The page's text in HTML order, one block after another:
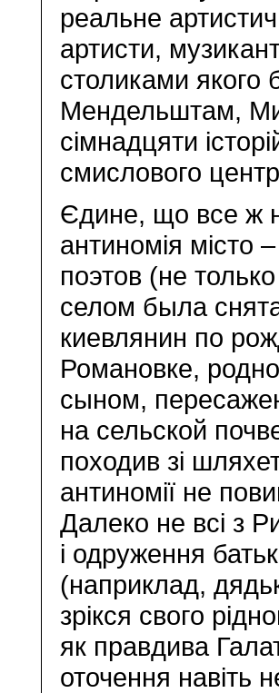
реальне
артисти,
столиками якого
Мендельштам,
сімнадцяти
смислового
Єдине, що все ж
антиномія місто
поэтов (не
селом была
киевлянин по
Романовке,
сыном,
на сельской
походив зі
антиномії не
Далеко не всі з
і одруження
(наприклад,
зрікся свого
як правдива
оточення навіть